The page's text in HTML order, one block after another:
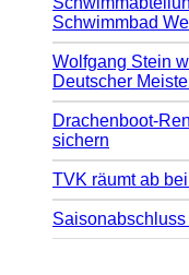
Schwimmbad
Wolfgang Stein
Deutscher
Drachenboot-
sichern
TVK räumt ab